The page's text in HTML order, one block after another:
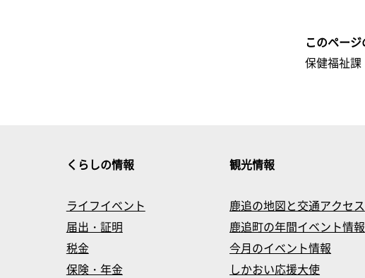
このペー
保健福祉
くらしの情報
ライフイベント
届出・証明
税金
保険・年金
観光情報
鹿追の地図と交通アクセス
鹿追町の年間イベント情報
今月のイベント情報
しかおい応援大使